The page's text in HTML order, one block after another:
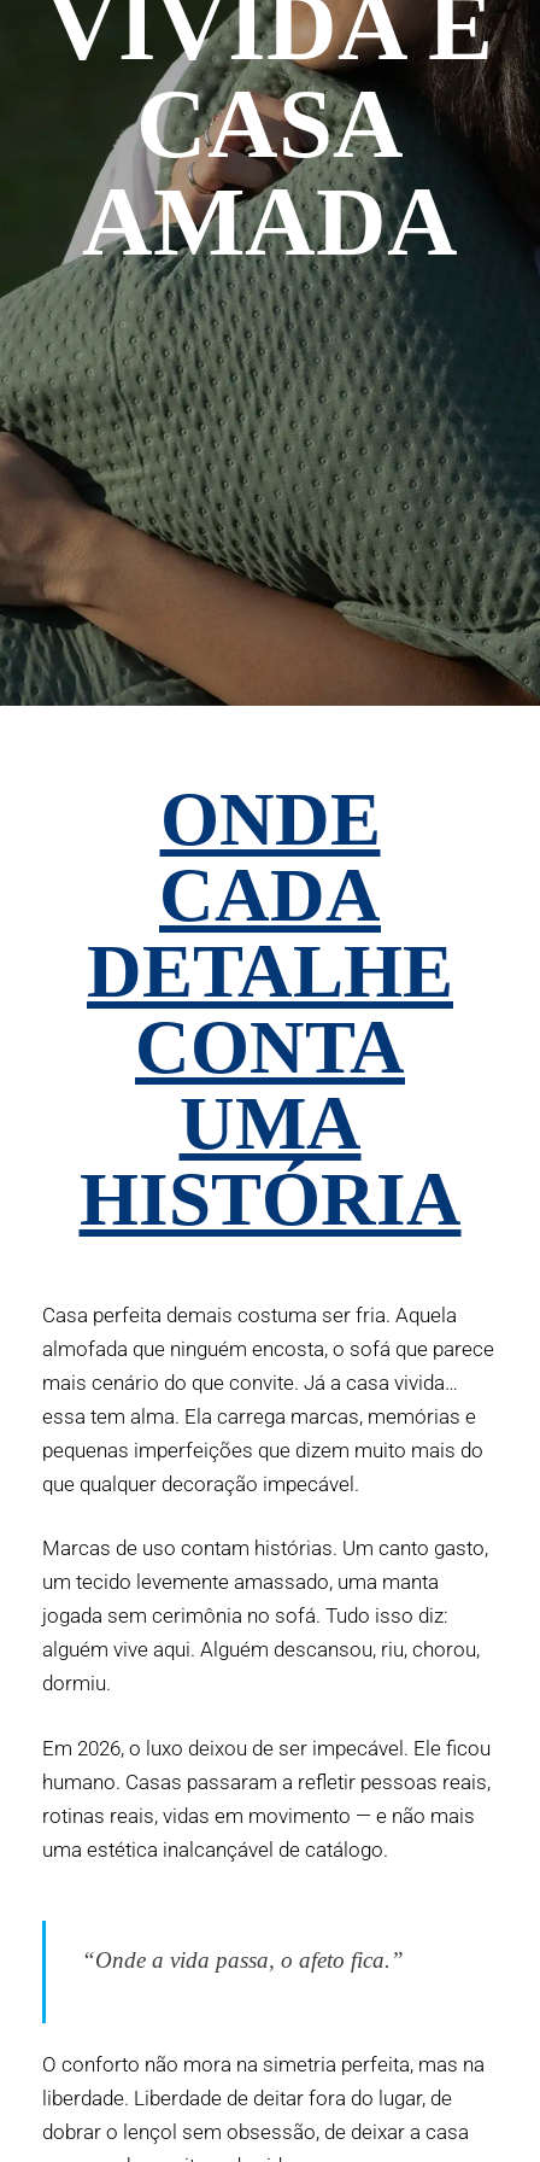
VIVIDA É
CASA
AMADA
ONDE
CADA
DETALHE
CONTA
UMA
HISTÓRIA
Casa perfeita demais costuma ser fria. Aquela
almofada que ninguém encosta, o sofá que parece
mais cenário do que convite. Já a casa vivida…
essa tem alma. Ela carrega marcas, memórias e
pequenas imperfeições que dizem muito mais do
que qualquer decoração impecável.
Marcas de uso contam histórias. Um canto gasto,
um tecido levemente amassado, uma manta
jogada sem cerimônia no sofá. Tudo isso diz:
alguém vive aqui. Alguém descansou, riu, chorou,
dormiu.
Em 2026, o luxo deixou de ser impecável. Ele ficou
humano. Casas passaram a refletir pessoas reais,
rotinas reais, vidas em movimento — e não mais
uma estética inalcançável de catálogo.
“Onde a vida passa, o afeto fica.”
O conforto não mora na simetria perfeita, mas na
liberdade. Liberdade de deitar fora do lugar, de
dobrar o lençol sem obsessão, de deixar a casa